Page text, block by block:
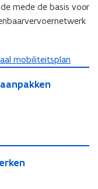
mede de basis voor
mobiliteitsplan